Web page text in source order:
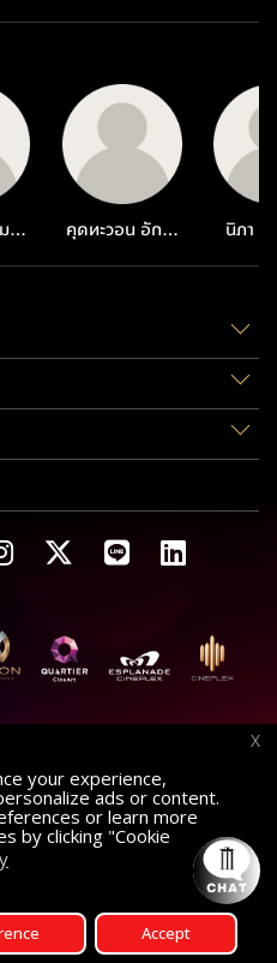
your experience,
ads or content.
or learn more
by clicking "Cookie
Accept
X
มะ
คุดทะวอน อักคะ
ราช
นิภา ย
เลือกโรงภาพยนตร์
รอบฉาย